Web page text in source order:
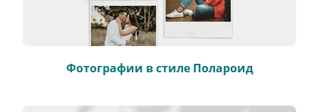
Фотографии в стиле Полароид